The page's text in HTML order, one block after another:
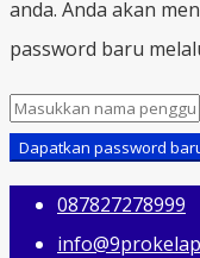
anda. Anda akan
password baru
Dapatkan password
087827278999